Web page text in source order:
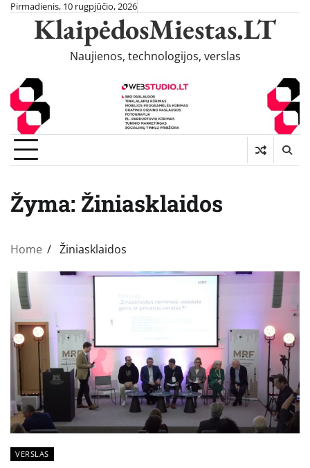
Skip
content
Pirmadienis, 10 rugpjūčio, 2026
KlaipėdosMiestas.LT
Naujienos, technologijos, verslas
Žyma: Žiniasklaidos
Home Žiniasklaidos
VERSLAS